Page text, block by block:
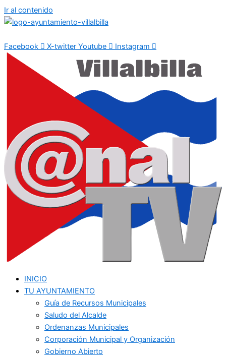
Ir al contenido
Facebook X-twitter Youtube Instagram
INICIO
TU AYUNTAMIENTO
Guía de Recursos Municipales
Saludo del Alcalde
Ordenanzas Municipales
Corporación Municipal y Organización
Gobierno Abierto